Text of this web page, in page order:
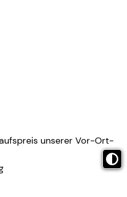
unserer Vor-Ort-